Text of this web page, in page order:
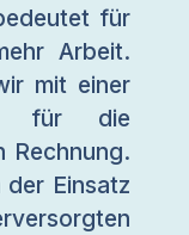
für
Arbeit.
mit einer
für die
Rechnung.
der Einsatz